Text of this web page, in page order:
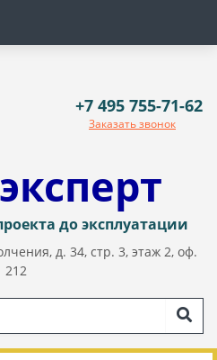
до эксплуатации
д. 34, стр. 3, этаж 2, оф.
212
+7 495 755-71-62
Заказать звонок